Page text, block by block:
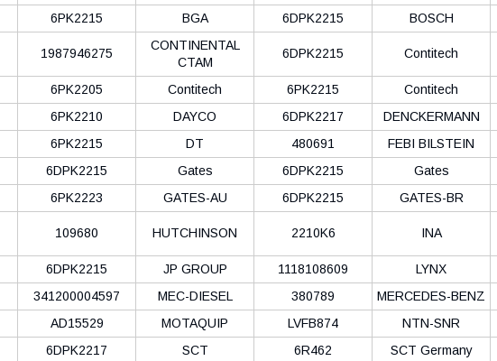
6PK2215 BGA 6DPK2215 BOSCH
1987946275
CONTINENTAL
CTAM
6DPK2215 Contitech
6PK2205 Contitech 6PK2215 Contitech
6PK2210 DAYCO 6DPK2217 DENCKERMANN
6PK2215 DT 480691 FEBI BILSTEIN
6DPK2215 Gates 6DPK2215 Gates
6PK2223 GATES-AU 6DPK2215 GATES-BR
109680 HUTCHINSON 2210K6 INA
6DPK2215 JP GROUP 1118108609 LYNX
341200004597 MEC-DIESEL 380789 MERCEDES-BENZ
AD15529 MOTAQUIP LVFB874 NTN-SNR
6DPK2217 SCT 6R462 SCT Germany